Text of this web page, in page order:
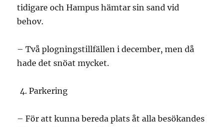
tidigare och Hampus hämtar sin sand vid
behov.
– Två plogningstillfällen i december, men då
hade det snöat mycket.
Parkering
– För att kunna bereda plats åt alla besökandes